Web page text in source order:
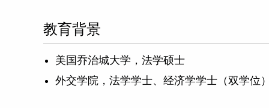
教育背景
美国乔治城大学，法学硕士
外交学院，法学学士、经济学学士（双学位